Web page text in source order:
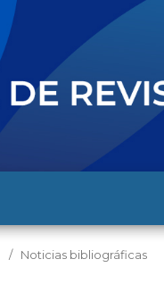
/ Noticias bibliográficas